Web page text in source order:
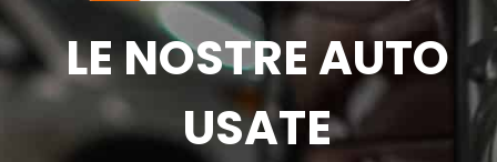
LE NOSTRE AUTO
USATE